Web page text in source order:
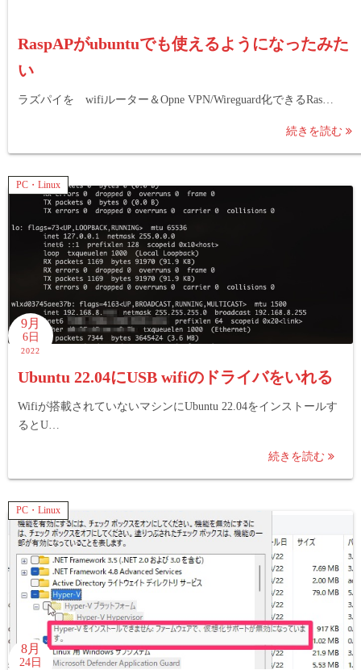
RaspAPがubuntuでも使えるようになったみた
い
ラズパイを wifiルーター＆Opne VPN/Wireguard化できるRas…
続きを読む
PC・Linux
9月
6日
2022
Ubuntu 22.04にUSB wifiのドライバをいれる
Wifiが搭載されていないマシンにUbuntu 22.04をインストールす
るとU…
続きを読む
PC・Linux
8月
24日